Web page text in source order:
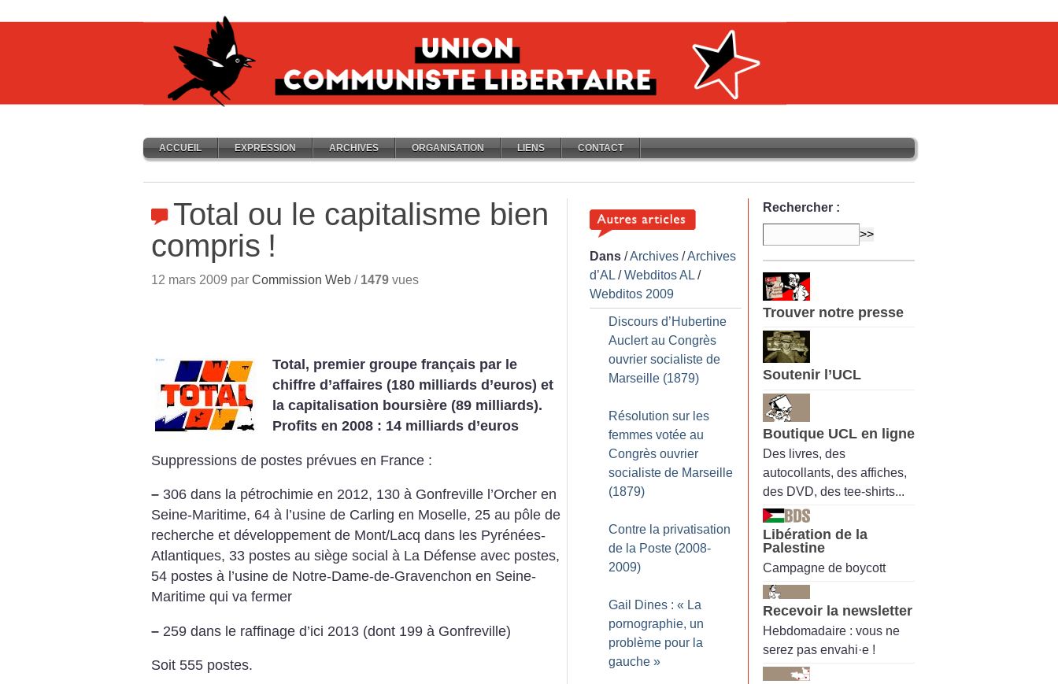
ACCUEIL EXPRESSION ARCHIVES ORGANISATION LIENS CONTACT
Total ou le capitalisme bien
compris !
12 mars 2009 par Commission Web / 1479 vues
Total, premier groupe français par le
chiffre d’affaires (180 milliards d’euros) et
la capitalisation boursière (89 milliards).
Profits en 2008 : 14 milliards d’euros
Suppressions de postes prévues en France :
– 306 dans la pétrochimie en 2012, 130 à Gonfreville l’Orcher en
Seine-Maritime, 64 à l’usine de Carling en Moselle, 25 au pôle de
recherche et développement de Mont/Lacq dans les Pyrénées-
Atlantiques, 33 postes au siège social à La Défense avec postes,
54 postes à l’usine de Notre-Dame-de-Gravenchon en Seine-
Maritime qui va fermer
– 259 dans le raffinage d’ici 2013 (dont 199 à Gonfreville)
Soit 555 postes.
Dans /Archives /Archives
d’AL /Webditos AL /
Webditos 2009
Discours d’Hubertine
Auclert au Congrès
ouvrier socialiste de
Marseille (1879)
Résolution sur les
femmes votée au
Congrès ouvrier
socialiste de Marseille
(1879)
Contre la privatisation
de la Poste (2008-
2009)
Gail Dines : « La
pornographie, un
problème pour la
gauche »
Rechercher :
Trouver notre presse
Soutenir l’UCL
Boutique UCL en ligne
Des livres, des
autocollants, des affiches,
des DVD, des tee-shirts...
Libération de la
Palestine
Campagne de boycott
Recevoir la newsletter
Hebdomadaire : vous ne
serez pas envahi·e !